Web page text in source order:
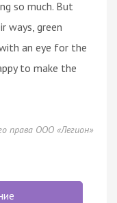
so much. But
ways, green
an eye for the
to make the
права ООО «Легион»